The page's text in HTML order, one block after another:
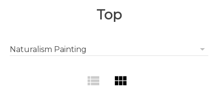
Top
arrow_drop_down
Naturalism Painting
view_list view_module